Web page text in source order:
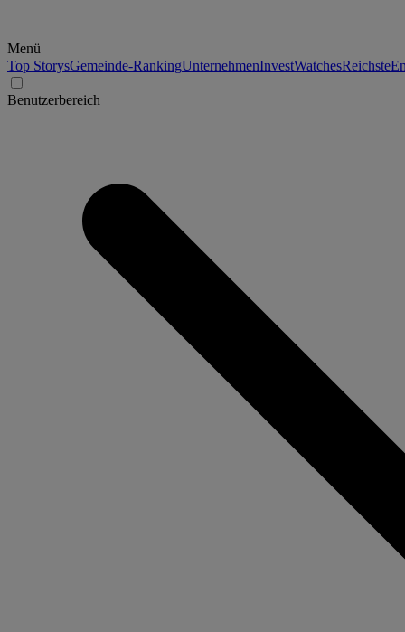
Menü
Top StorysGemeinde-RankingUnternehmenInvestWatchesReichste
Benutzerbereich